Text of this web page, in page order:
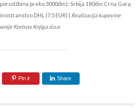
preko 3000din): Srbija 180din Crna Gora,
DHL (7,5 EUR) | Realizacija kupovine
Korisna Knjiga d.o.o
Pin it Share